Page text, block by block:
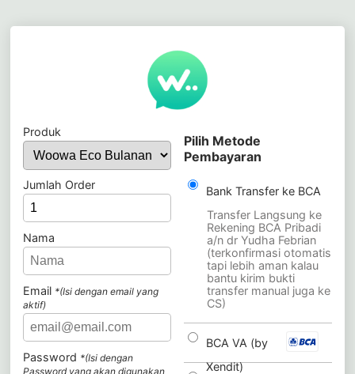
Produk
Jumlah Order
Nama
Email *(Isi dengan email yang
aktif)
Password *(Isi dengan
Password yang akan digunakan
Pilih Metode
Pembayaran
Bank Transfer ke BCA
Transfer Langsung ke
Rekening BCA Pribadi
a/n dr Yudha Febrian
(terkonfirmasi otomatis
tapi lebih aman kalau
bantu kirim bukti
transfer manual juga ke
CS)
BCA VA (by
Xendit)